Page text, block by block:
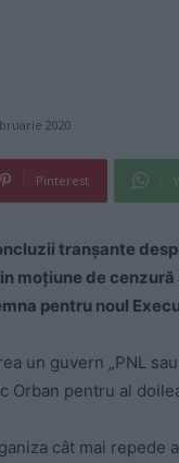
2020
Pinterest
tranşante
moţiune de
pentru noul
un guvern „PNL
Orban pentru al
cât mai